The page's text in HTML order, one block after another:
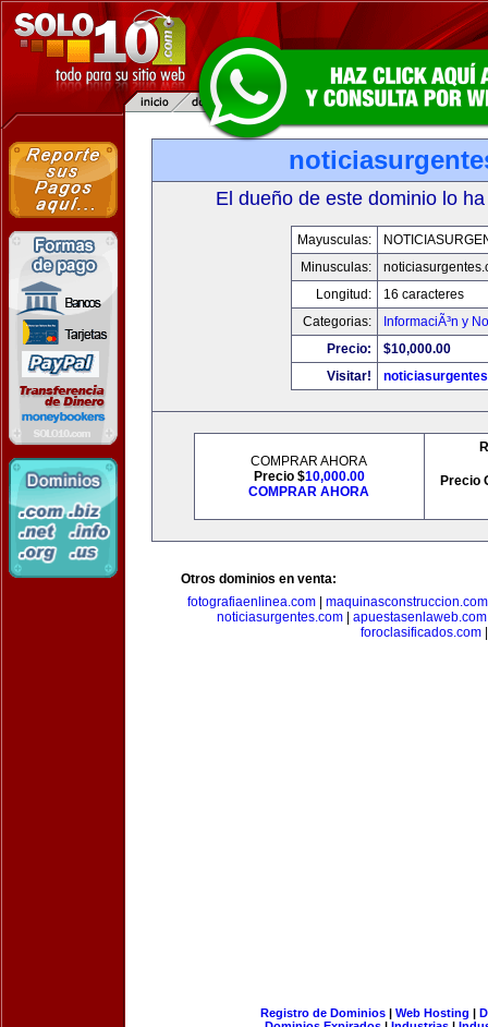
El dueño de este dominio lo
Mayusculas:
Minusculas:
Longitud:
16 caracteres
Categorias:
InformaciÃ³n y
Precio:
$10,000.00
Visitar!
COMPRAR AHORA
Precio $10,000.00
COMPRAR AHORA
Precio
Otros dominios en venta:
fotografiaenlinea.com
maquinasconstruccion.com
noticiasurgentes.com| apuestasenlaweb.com
foroclasificados.com|
Registro de Dominios| Web Hosting |